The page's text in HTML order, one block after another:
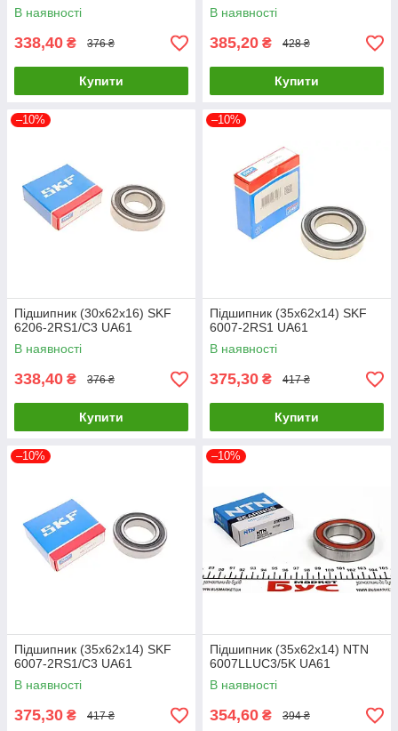
В наявності
338,40 ₴ 376 ₴
Купити
В наявності
385,20 ₴ 428 ₴
Купити
–10%
Підшипник (30x62x16) SKF
6206-2RS1/C3 UA61
В наявності
338,40 ₴ 376 ₴
Купити
–10%
Підшипник (35x62x14) SKF
6007-2RS1 UA61
В наявності
375,30 ₴ 417 ₴
Купити
–10%
Підшипник (35x62x14) SKF
6007-2RS1/C3 UA61
В наявності
375,30 ₴ 417 ₴
–10%
Підшипник (35x62x14) NTN
6007LLUC3/5K UA61
В наявності
354,60 ₴ 394 ₴